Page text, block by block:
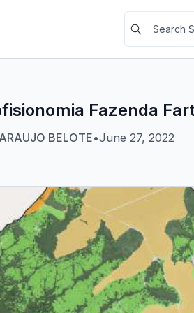
Fazenda
BELOTE•June 27, 2022